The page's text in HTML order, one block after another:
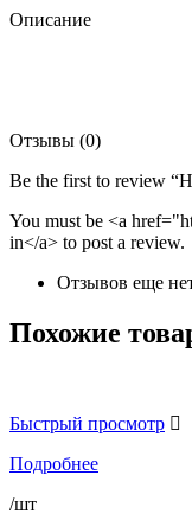
Описание
Отзывы (0)
Be the first to review
You must be <a
in</a> to post a review.
Отзывов еще
Похожие
Быстрый просмотр
Подробнее
/шт